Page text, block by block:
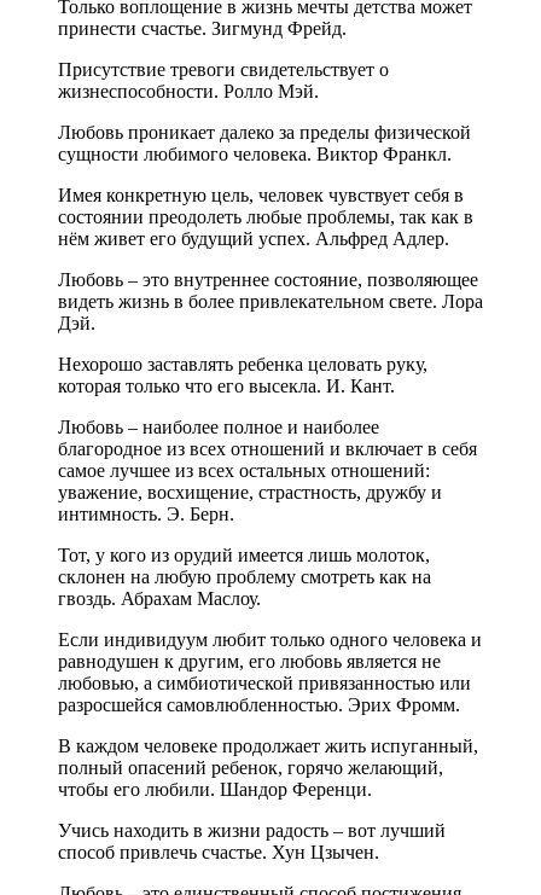
Только воплощение в жизнь мечты детства может
принести счастье. Зигмунд Фрейд.
Присутствие тревоги свидетельствует о
жизнеспособности. Ролло Мэй.
Любовь проникает далеко за пределы физической
сущности любимого человека. Виктор Франкл.
Имея конкретную цель, человек чувствует себя в
состоянии преодолеть любые проблемы, так как в
нём живет его будущий успех. Альфред Адлер.
Любовь – это внутреннее состояние, позволяющее
видеть жизнь в более привлекательном свете. Лора
Дэй.
Нехорошо заставлять ребенка целовать руку,
которая только что его высекла. И. Кант.
Любовь – наиболее полное и наиболее
благородное из всех отношений и включает в себя
самое лучшее из всех остальных отношений:
уважение, восхищение, страстность, дружбу и
интимность. Э. Берн.
Тот, у кого из орудий имеется лишь молоток,
склонен на любую проблему смотреть как на
гвоздь. Абрахам Маслоу.
Если индивидуум любит только одного человека и
равнодушен к другим, его любовь является не
любовью, а симбиотической привязанностью или
разросшейся самовлюбленностью. Эрих Фромм.
В каждом человеке продолжает жить испуганный,
полный опасений ребенок, горячо желающий,
чтобы его любили. Шандор Ференци.
Учись находить в жизни радость – вот лучший
способ привлечь счастье. Хун Цзычен.